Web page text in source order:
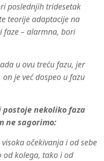
poslednjih tridesetak
teorije adaptacije na
faze – alarmna, bori
u ovu treću fazu, jer
je već dospeo u fazu
ipostoje nekoliko faza
ne sagorimo:
očekivanja i od sebe
od kolega, tako i od